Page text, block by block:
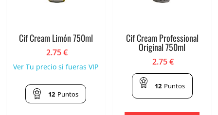
Cif Cream Limón 750ml
2.75€
Ver Tu precio si fueras VIP
12 Puntos
Cif Cream Professional
Original 750ml
2.75€
12 Puntos